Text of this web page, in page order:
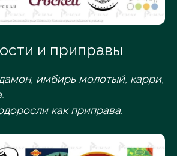
и приправы
имбирь молотый, карри,
как приправа.